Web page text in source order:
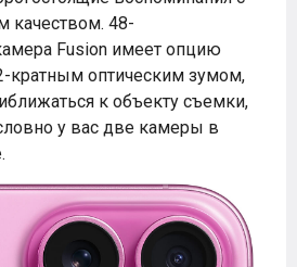
качеством. 48-
Fusion имеет опцию
кратным оптическим зумом,
к объекту съемки,
у вас две камеры в